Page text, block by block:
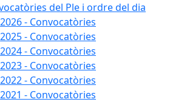
del Ple i ordre del dia
2026 - Convocatòries
2025 - Convocatòries
2024 - Convocatòries
2023 - Convocatòries
2022 - Convocatòries
2021 - Convocatòries